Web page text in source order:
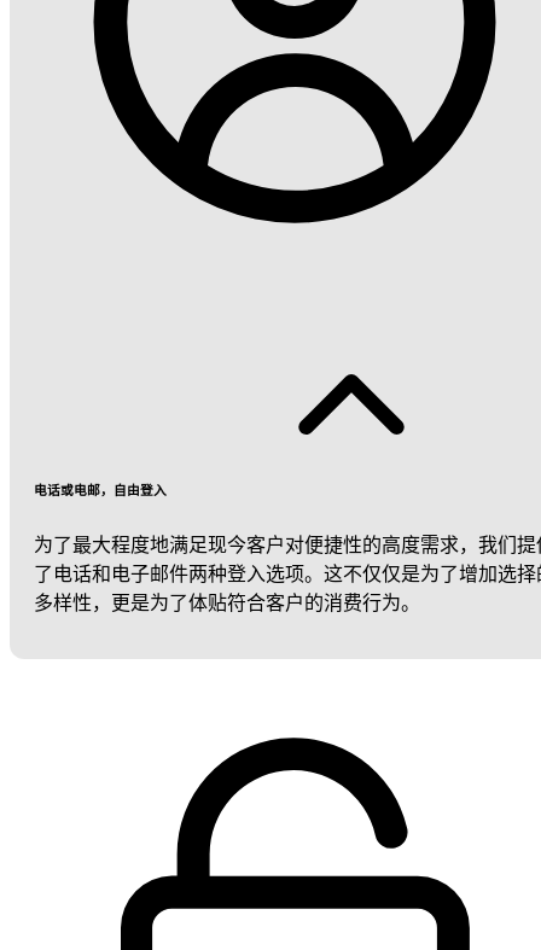
电话或电邮，自由登入
为了最大程度地满足现今客户对便捷性的高度需求，我们提
了电话和电子邮件两种登入选项。这不仅仅是为了增加选择
多样性，更是为了体贴符合客户的消费行为。